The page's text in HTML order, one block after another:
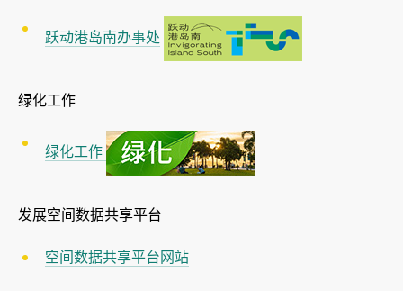
跃动港岛南办事处
绿化工作
绿化工作
发展空间数据共享平台
空间数据共享平台网站